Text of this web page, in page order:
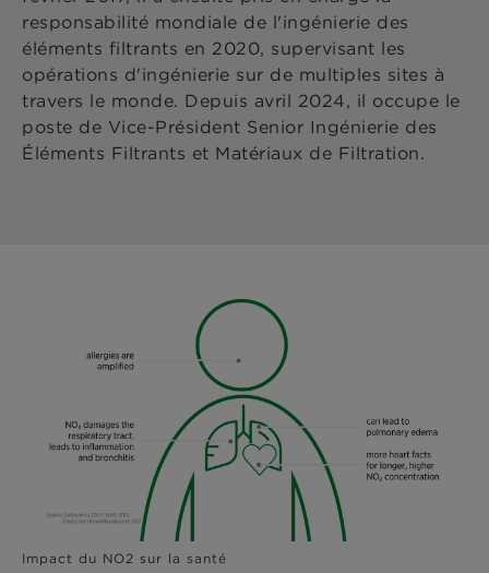
responsabilité mondiale de l'ingénierie des
éléments filtrants en 2020, supervisant les
opérations d'ingénierie sur de multiples sites à
travers le monde. Depuis avril 2024, il occupe le
poste de Vice-Président Senior Ingénierie des
Éléments Filtrants et Matériaux de Filtration.
Impact du NO2 sur la santé